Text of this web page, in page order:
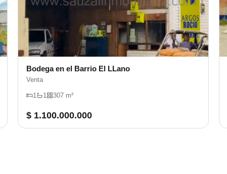
Bodega en el Barrio El LLano
Venta
1 1 307 m²
$ 1.100.000.000